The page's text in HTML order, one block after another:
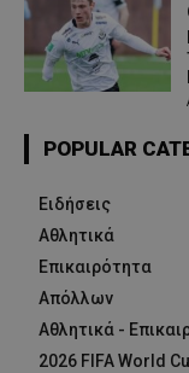
POPULAR
Ειδήσεις
Αθλητικά
Επικαιρότητα
Απόλλων
Αθλητικά -
2026 FIFA World